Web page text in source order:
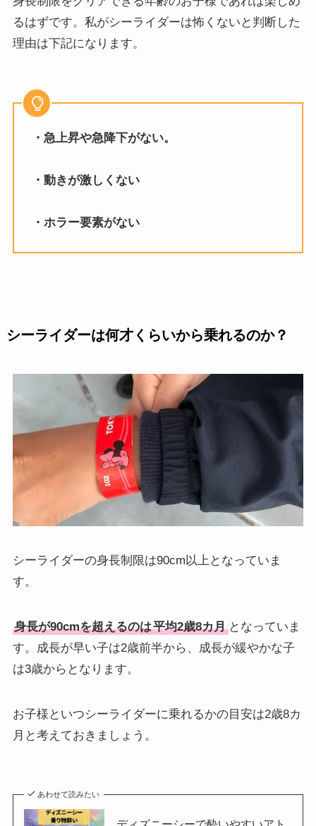
るはずです。私がシーライダーは怖くないと判断した
理由は下記になります。
・急上昇や急降下がない。
・動きが激しくない
・ホラー要素がない
シーライダーは何才くらいから乗れるのか？
シーライダーの身長制限は90cm以上となっていま
す。
身長が90cmを超えるのは平均2歳8カ月 となっていま
す。成長が早い子は2歳前半から、成長が緩やかな子
は3歳からとなります。
お子様といつシーライダーに乗れるかの目安は2歳8カ
月と考えておきましょう。
あわせて読みたい